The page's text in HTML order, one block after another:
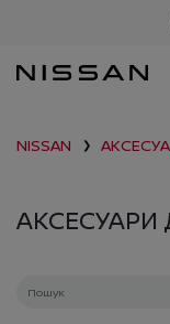
NISSAN ❯
АКСЕСУАРИ